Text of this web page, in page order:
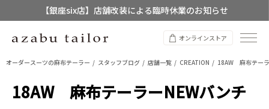
【店舗限定】レディースオーダースーツ
8/12~8/16 夏季休業のお知らせオンラインストア
オーダースーツの麻布テーラー スタッフブログ 店舗一覧 CREATION 18AW 麻布テー
18AW 麻布テーラーNEWバンチ